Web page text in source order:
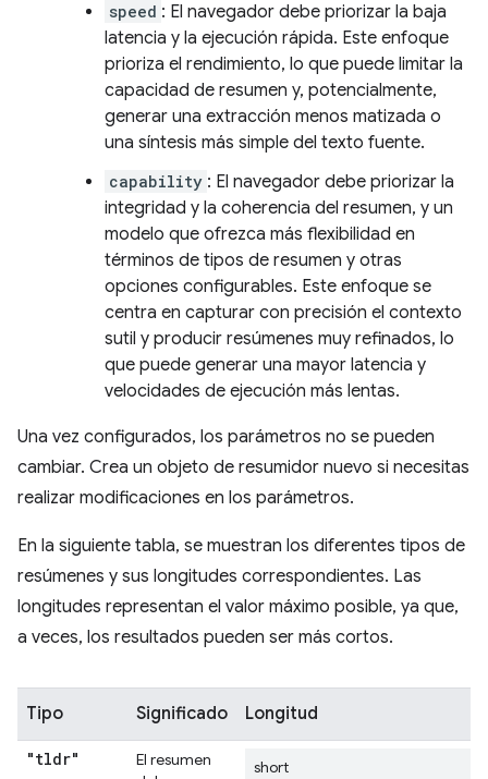
speed : El navegador debe priorizar la baja
latencia y la ejecución rápida. Este enfoque
prioriza el rendimiento, lo que puede limitar la
capacidad de resumen y, potencialmente,
generar una extracción menos matizada o
una síntesis más simple del texto fuente.
capability : El navegador debe priorizar la
integridad y la coherencia del resumen, y un
modelo que ofrezca más flexibilidad en
términos de tipos de resumen y otras
opciones configurables. Este enfoque se
centra en capturar con precisión el contexto
sutil y producir resúmenes muy refinados, lo
que puede generar una mayor latencia y
velocidades de ejecución más lentas.
Una vez configurados, los parámetros no se pueden
cambiar. Crea un objeto de resumidor nuevo si necesitas
realizar modificaciones en los parámetros.
En la siguiente tabla, se muestran los diferentes tipos de
resúmenes y sus longitudes correspondientes. Las
longitudes representan el valor máximo posible, ya que,
a veces, los resultados pueden ser más cortos.
Tipo Significado Longitud
"tldr"
El resumen
short